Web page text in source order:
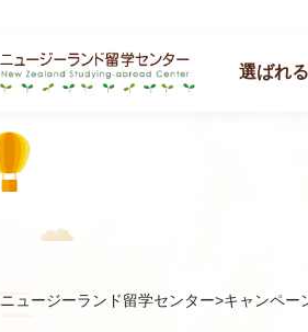
選ばれ
ニュージーランド留学センター>キャンペー